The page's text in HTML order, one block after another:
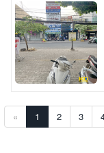
« 1 2 3